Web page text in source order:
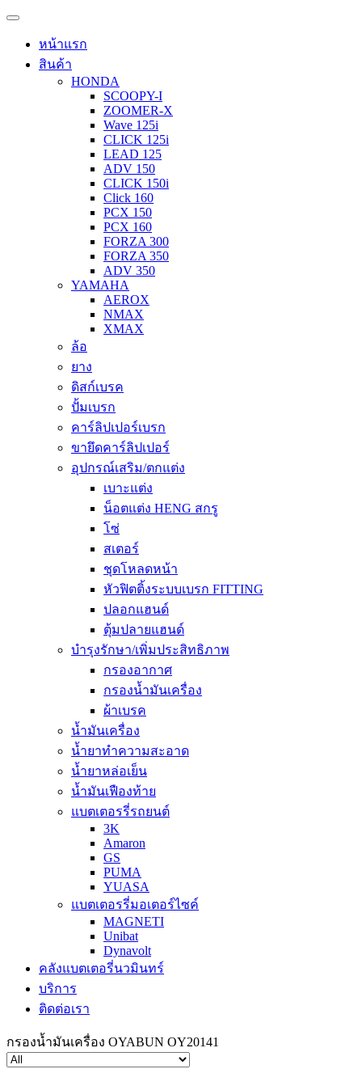
หน้าแรก
สินค้า
HONDA
SCOOPY-I
ZOOMER-X
Wave 125i
CLICK 125i
LEAD 125
ADV 150
CLICK 150i
Click 160
PCX 150
PCX 160
FORZA 300
FORZA 350
ADV 350
YAMAHA
AEROX
NMAX
XMAX
ล้อ
ยาง
ดิสก์เบรค
ปั้มเบรก
คาร์ลิปเปอร์เบรก
ขายึดคาร์ลิปเปอร์
อุปกรณ์เสริม/ตกแต่ง
เบาะแต่ง
น็อตแต่ง HENG สกรู
โซ่
สเตอร์
ชุดโหลดหน้า
หัวฟิตติ้งระบบเบรก FITTING
ปลอกแฮนด์
ตุ้มปลายแฮนด์
บำรุงรักษา/เพิ่มประสิทธิภาพ
กรองอากาศ
กรองน้ำมันเครื่อง
ผ้าเบรค
น้ำมันเครื่อง
น้ำยาทำความสะอาด
น้ำยาหล่อเย็น
น้ำมันเฟืองท้าย
แบตเตอรรี่รถยนต์
3K
Amaron
GS
PUMA
YUASA
แบตเตอรรี่มอเตอร์ไซค์
MAGNETI
Unibat
Dynavolt
คลังแบตเตอรี่นวมินทร์
บริการ
ติดต่อเรา
กรองน้ำมันเครื่อง OYABUN OY20141